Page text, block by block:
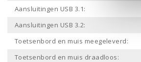
Aansluitingen USB 3.1:
Aansluitingen USB 3.2:
Toetsenbord en muis meegeleverd:
Toetsenbord en muis draadloos: